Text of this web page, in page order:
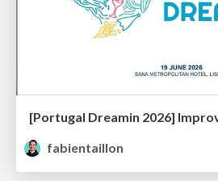
fabientaillon